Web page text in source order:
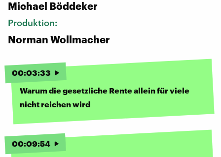
Michael Böddeker
Produktion:
Norman Wollmacher
00:03:33
Warum die gesetzliche Rente allein für viele
nicht reichen wird
00:09:54